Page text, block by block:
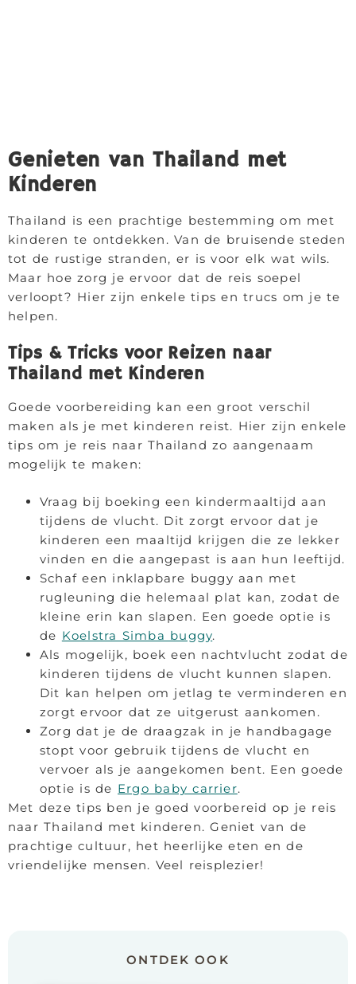
Genieten van Thailand met
Kinderen
Thailand is een prachtige bestemming om met
kinderen te ontdekken. Van de bruisende steden
tot de rustige stranden, er is voor elk wat wils.
Maar hoe zorg je ervoor dat de reis soepel
verloopt? Hier zijn enkele tips en trucs om je te
helpen.
Tips & Tricks voor Reizen naar
Thailand met Kinderen
Goede voorbereiding kan een groot verschil
maken als je met kinderen reist. Hier zijn enkele
tips om je reis naar Thailand zo aangenaam
mogelijk te maken:
Vraag bij boeking een kindermaaltijd aan
tijdens de vlucht. Dit zorgt ervoor dat je
kinderen een maaltijd krijgen die ze lekker
vinden en die aangepast is aan hun leeftijd.
Schaf een inklapbare buggy aan met
rugleuning die helemaal plat kan, zodat de
kleine erin kan slapen. Een goede optie is
de Koelstra Simba buggy.
Als mogelijk, boek een nachtvlucht zodat de
kinderen tijdens de vlucht kunnen slapen.
Dit kan helpen om jetlag te verminderen en
zorgt ervoor dat ze uitgerust aankomen.
Zorg dat je de draagzak in je handbagage
stopt voor gebruik tijdens de vlucht en
vervoer als je aangekomen bent. Een goede
optie is de Ergo baby carrier.
Met deze tips ben je goed voorbereid op je reis
naar Thailand met kinderen. Geniet van de
prachtige cultuur, het heerlijke eten en de
vriendelijke mensen. Veel reisplezier!
ONTDEK OOK